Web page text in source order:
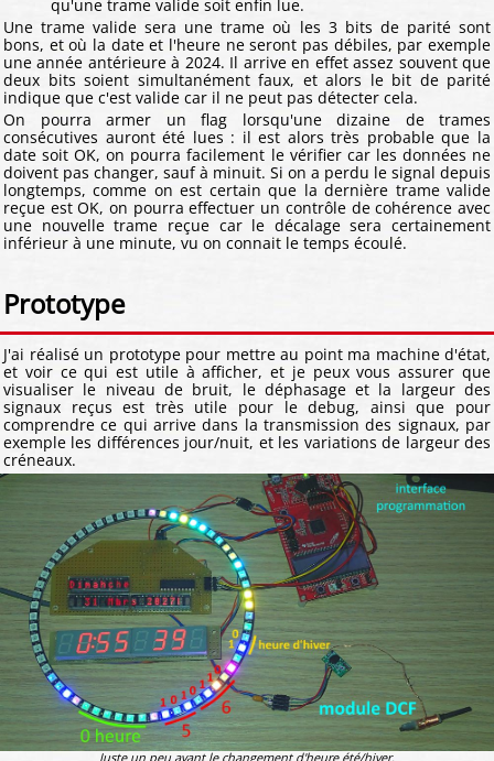
qu'une trame valide soit enfin lue.
Une trame valide sera une trame où les 3 bits de parité sont
bons, et où la date et l'heure ne seront pas débiles, par exemple
une année antérieure à 2024. Il arrive en effet assez souvent que
deux bits soient simultanément faux, et alors le bit de parité
indique que c'est valide car il ne peut pas détecter cela.
On pourra armer un flag lorsqu'une dizaine de trames
consécutives auront été lues : il est alors très probable que la
date soit OK, on pourra facilement le vérifier car les données ne
doivent pas changer, sauf à minuit. Si on a perdu le signal depuis
longtemps, comme on est certain que la dernière trame valide
reçue est OK, on pourra effectuer un contrôle de cohérence avec
une nouvelle trame reçue car le décalage sera certainement
inférieur à une minute, vu on connait le temps écoulé.
Prototype
J'ai réalisé un prototype pour mettre au point ma machine d'état,
et voir ce qui est utile à afficher, et je peux vous assurer que
visualiser le niveau de bruit, le déphasage et la largeur des
signaux reçus est très utile pour le debug, ainsi que pour
comprendre ce qui arrive dans la transmission des signaux, par
exemple les différences jour/nuit, et les variations de largeur des
créneaux.
Juste un peu avant le changement d'heure été/hiver.